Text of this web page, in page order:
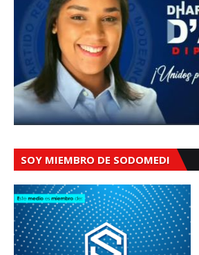
SOY MIEMBRO DE SODOMEDI